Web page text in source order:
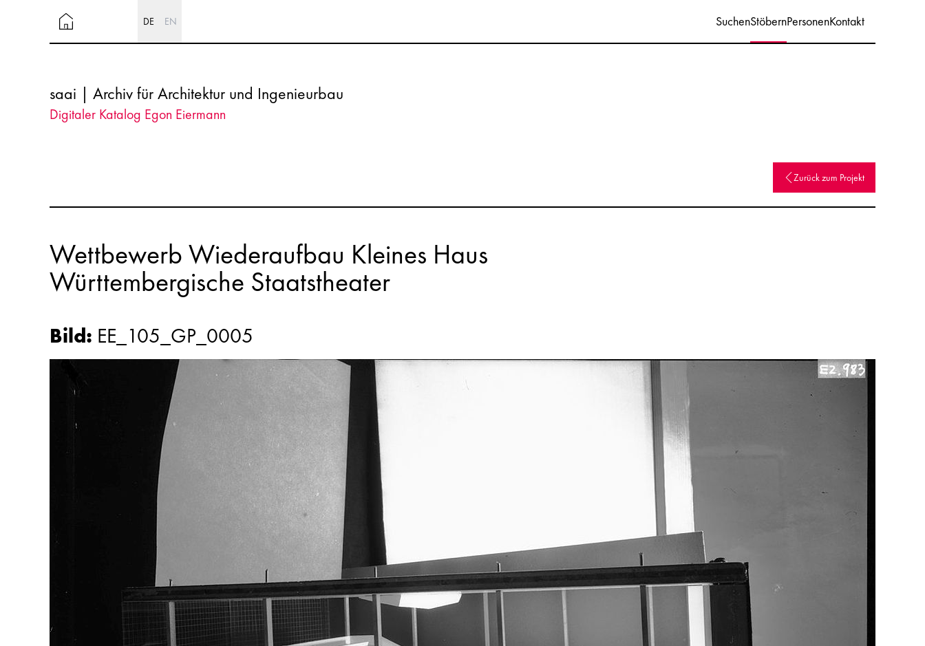
DE EN SuchenStöbernPersonenKontakt
saai | Archiv für Architektur und Ingenieurbau
Digitaler Katalog Egon Eiermann
Zurück zum Projekt
Wettbewerb Wiederaufbau Kleines Haus
Württembergische Staatstheater
Bild: EE_105_GP_0005